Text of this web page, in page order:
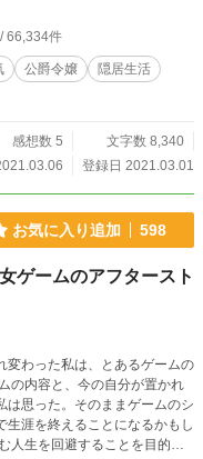
66,334件
公爵令嬢
隠居生活
感想数 5
文字数 8,340
登録日 2021.03.01
お気に入り追加 598
ゲームのアフタースト
わった私は、とあるゲームの
は思った。そのままゲームのシ
涯を終えることになるかもし